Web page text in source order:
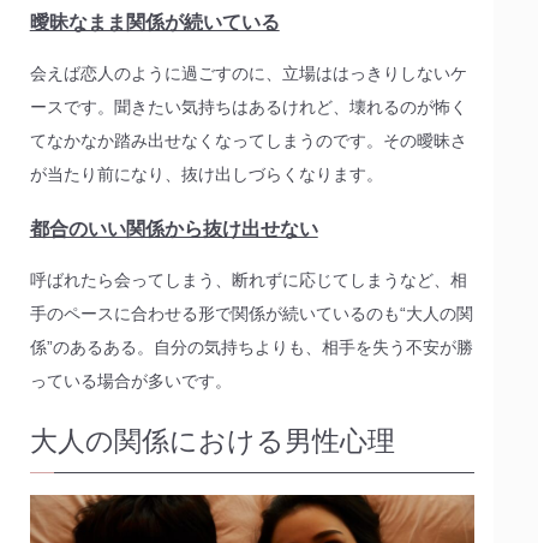
曖昧なまま関係が続いている
会えば恋人のように過ごすのに、立場ははっきりしないケ
ースです。聞きたい気持ちはあるけれど、壊れるのが怖く
てなかなか踏み出せなくなってしまうのです。その曖昧さ
が当たり前になり、抜け出しづらくなります。
都合のいい関係から抜け出せない
呼ばれたら会ってしまう、断れずに応じてしまうなど、相
手のペースに合わせる形で関係が続いているのも“大人の関
係”のあるある。自分の気持ちよりも、相手を失う不安が勝
っている場合が多いです。
大人の関係における男性心理